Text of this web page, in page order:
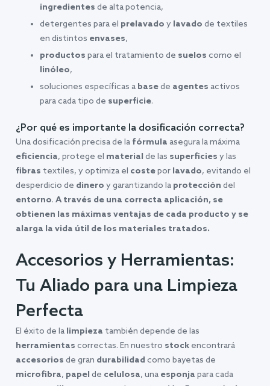
ingredientes de alta potencia,
detergentes para el prelavado y lavado de textiles
en distintos envases,
productos para el tratamiento de suelos como el
linóleo,
soluciones específicas a basede agentes activos
para cada tipo de superficie.
¿Por qué es importante la dosificación correcta?
Una dosificación precisa de la fórmula asegura la máxima
eficiencia, protege el material de las superficies y las
fibras textiles, y optimiza el costepor lavado, evitando el
desperdicio de dinero y garantizando la protección del
entorno. A través de una correcta aplicación, se
obtienen las máximas ventajas de cada producto y se
alarga la vida útil de los materiales tratados.
Accesorios y Herramientas:
Tu Aliado para una Limpieza
Perfecta
El éxito de la limpieza también depende de las
herramientas correctas. En nuestro stock encontrará
accesorios de gran durabilidad como bayetas de
microfibra, papel de celulosa, una esponja para cada